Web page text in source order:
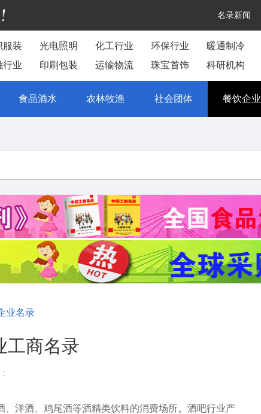
名录新闻
服装 光电照明 化工行业 环保行业 暖通制冷
行业 印刷包装 运输物流 珠宝首饰 科研机构
食品酒水 农林牧渔 社会团体 餐饮企业
业名录
工商名录
洋酒、鸡尾酒等酒精类饮料的消费场所。酒吧行业产